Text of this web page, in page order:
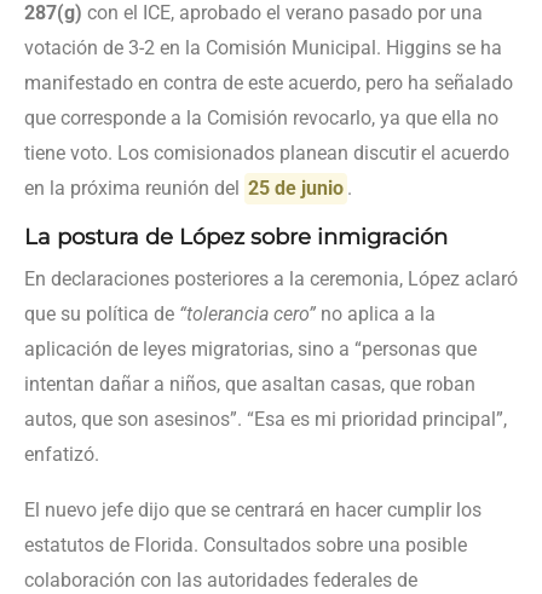
287(g) con el ICE, aprobado el verano pasado por una
votación de 3-2 en la Comisión Municipal. Higgins se ha
manifestado en contra de este acuerdo, pero ha señalado
que corresponde a la Comisión revocarlo, ya que ella no
tiene voto. Los comisionados planean discutir el acuerdo
en la próxima reunión del 25 de junio .
La postura de López sobre inmigración
En declaraciones posteriores a la ceremonia, López aclaró
que su política de “tolerancia cero” no aplica a la
aplicación de leyes migratorias, sino a “personas que
intentan dañar a niños, que asaltan casas, que roban
autos, que son asesinos”. “Esa es mi prioridad principal”,
enfatizó.
El nuevo jefe dijo que se centrará en hacer cumplir los
estatutos de Florida. Consultados sobre una posible
colaboración con las autoridades federales de